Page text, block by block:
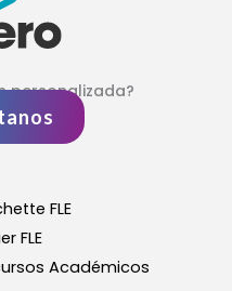
personalizada?
FLE
FLE
Académicos